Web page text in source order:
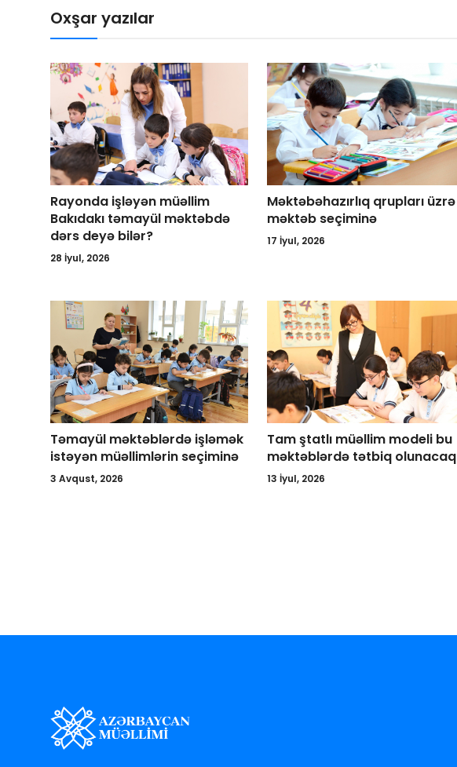
Oxşar yazılar
Rayonda işləyən müəllim
Bakıdakı təmayül məktəbdə
dərs deyə bilər?
28 İyul, 2026
Məktəbəhazırlıq qrupları üzrə
məktəb seçiminə
17 İyul, 2026
Təmayül məktəblərdə işləmək
istəyən müəllimlərin seçiminə
3 Avqust, 2026
Tam ştatlı müəllim modeli bu
məktəblərdə tətbiq olunacaq
13 İyul, 2026